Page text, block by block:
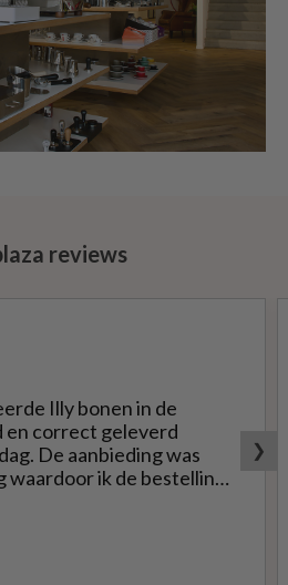
reviews
Illy bonen in de
en correct geleverd
was
waardoor ik de bestelling
dat kon misschien in
❯